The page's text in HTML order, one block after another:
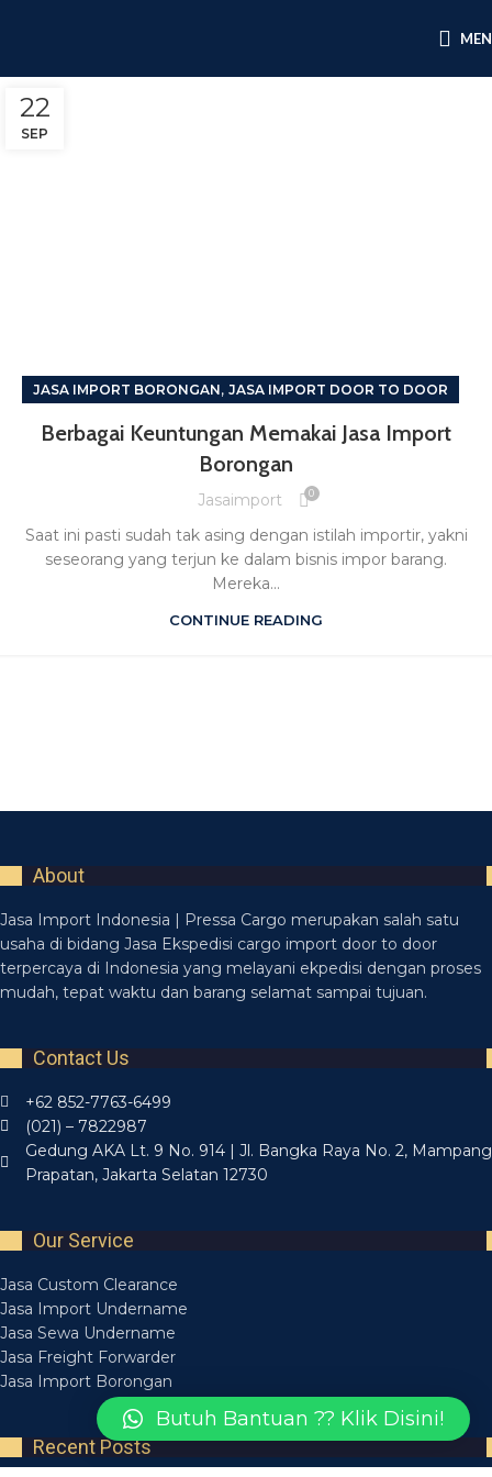
22
SEP
JASA IMPORT BORONGAN, JASA IMPORT DOOR TO DOOR
Berbagai Keuntungan Memakai Jasa Import
Borongan
Jasaimport 0
Saat ini pasti sudah tak asing dengan istilah importir, yakni
seseorang yang terjun ke dalam bisnis impor barang.
Mereka...
CONTINUE READING
About
Jasa Import Indonesia | Pressa Cargo merupakan salah satu
usaha di bidang Jasa Ekspedisi cargo import door to door
terpercaya di Indonesia yang melayani ekpedisi dengan proses
mudah, tepat waktu dan barang selamat sampai tujuan.
Contact Us
+62 852-7763-6499
(021) – 7822987
Gedung AKA Lt. 9 No. 914 | Jl. Bangka Raya No. 2, Mampang
Prapatan, Jakarta Selatan 12730
Our Service
Jasa Custom Clearance
Jasa Import Undername
Jasa Sewa Undername
Jasa Freight Forwarder
Jasa Import Borongan
Recent Posts
Butuh Bantuan ?? Klik Disini!